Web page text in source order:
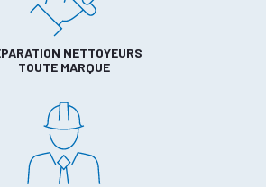
NETTOYEURS
TOUTE MARQUE